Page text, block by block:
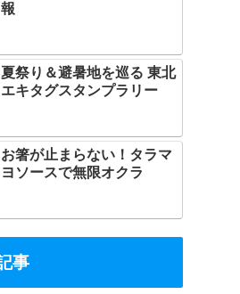
報
夏祭り＆避暑地を巡る 東北
エキタグスタンプラリー
お箸が止まらない！タラマ
ヨソースで無限オクラ
事